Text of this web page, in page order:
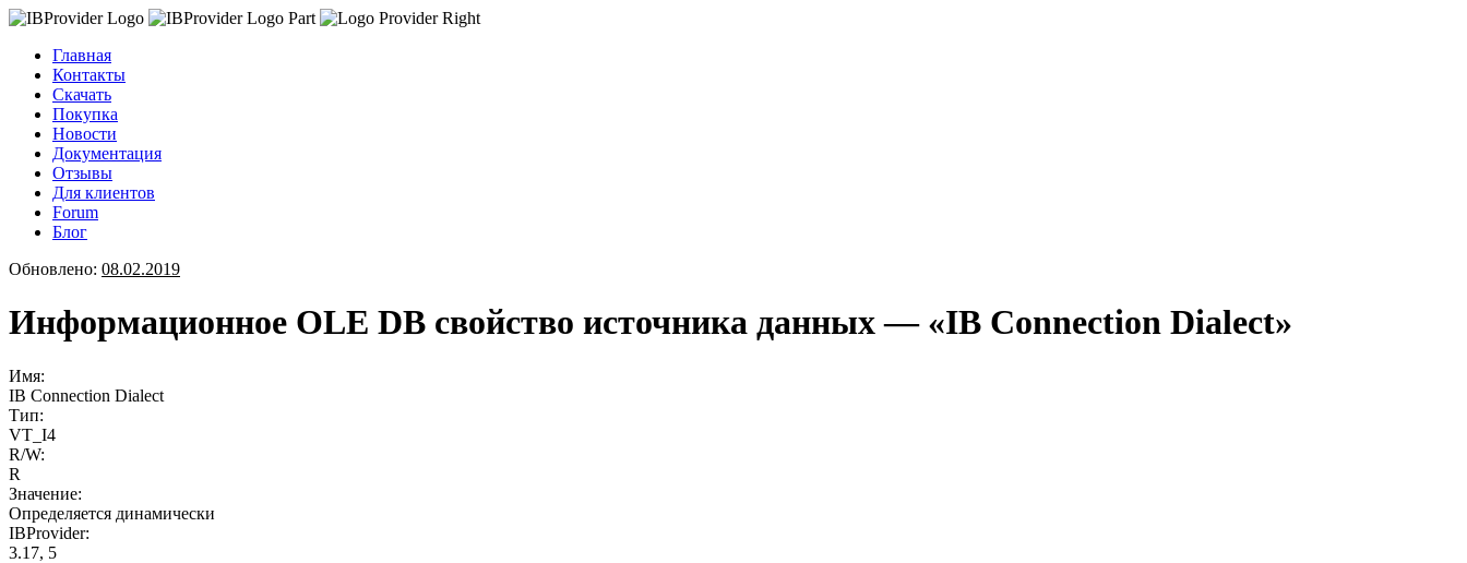
Главная
Контакты
Скачать
Покупка
Новости
Документация
Отзывы
Для клиентов
Forum
Блог
Обновлено: 08.02.2019
Информационное OLE DB свойство источника данных — «IB Connection Dialect»
Имя:
IB Connection Dialect
Тип:
VT_I4
R/W:
R
Значение:
Определяется динамически
IBProvider:
3.17, 5